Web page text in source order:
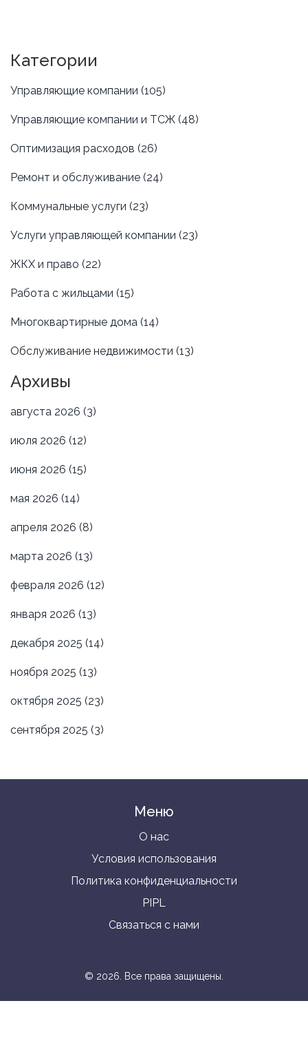
Категории
Управляющие компании (105)
Управляющие компании и ТСЖ (48)
Оптимизация расходов (26)
Ремонт и обслуживание (24)
Коммунальные услуги (23)
Услуги управляющей компании (23)
ЖКХ и право (22)
Работа с жильцами (15)
Многоквартирные дома (14)
Обслуживание недвижимости (13)
Архивы
августа 2026 (3)
июля 2026 (12)
июня 2026 (15)
мая 2026 (14)
апреля 2026 (8)
марта 2026 (13)
февраля 2026 (12)
января 2026 (13)
декабря 2025 (14)
ноября 2025 (13)
октября 2025 (23)
сентября 2025 (3)
Меню
О нас
Условия использования
Политика конфиденциальности
PIPL
Связаться с нами
© 2026. Все права защищены.